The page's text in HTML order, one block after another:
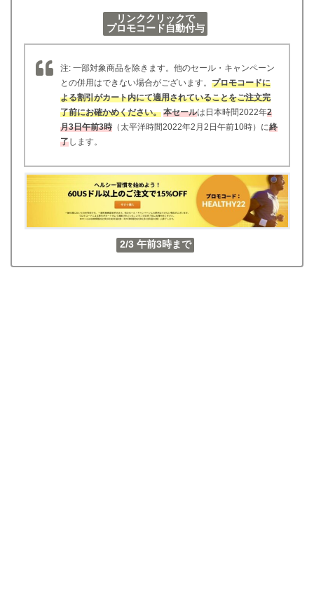
リンククリックで
プロモコード自動付与
注: 一部対象商品を除きます。他のセール・キャンペーン
との併用はできない場合がございます。プロモコードに
よる割引がカート内にて適用されていることをご注文完
了前にお確かめください。 本セールは日本時間2022年2
月3日午前3時 （太平洋時間2022年2月2日午前10時）に終
了します。
2/3 午前3時まで